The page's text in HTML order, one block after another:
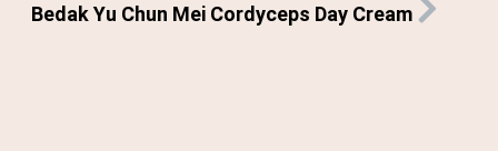
Bedak Yu Chun Mei Cordyceps Day Cream